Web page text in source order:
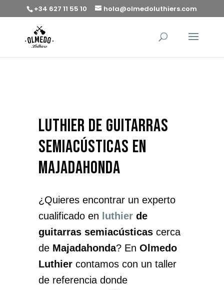
+34 627 11 55 10 hola@olmedoluthiers.com
luthier de guitarras
semiacústicas en
Majadahonda
¿Quieres encontrar un experto
cualificado en
luthierde
guitarras semiacústicascerca
de Majadahonda? En Olmedo
Luthiercontamos con un taller
de referencia donde